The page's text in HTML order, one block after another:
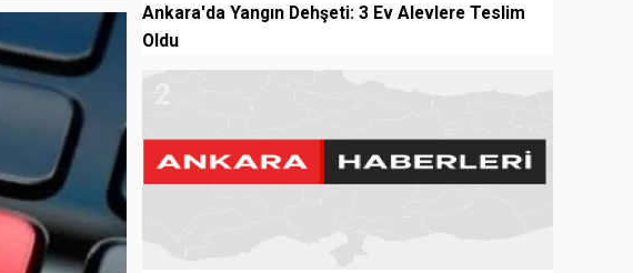
Ankara'da Yangın Dehşeti: 3 Ev Alevlere Teslim
Oldu
2